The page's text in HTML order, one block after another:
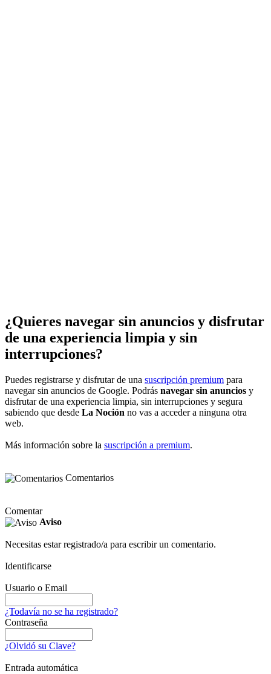
¿Quieres navegar sin anuncios y disfrutar
de una experiencia limpia y sin
interrupciones?
Puedes registrarse y disfrutar de una suscripción premium para
navegar sin anuncios de Google. Podrás navegar sin anuncios y
disfrutar de una experiencia limpia, sin interrupciones y segura
sabiendo que desde La Noción no vas a acceder a ninguna otra
web.
Más información sobre la suscripción a premium.
Comentarios
Comentar
Aviso
Necesitas estar registrado/a para escribir un comentario.
Identificarse
Usuario o Email
¿Todavía no se ha registrado?
Contraseña
¿Olvidó su Clave?
Entrada automática